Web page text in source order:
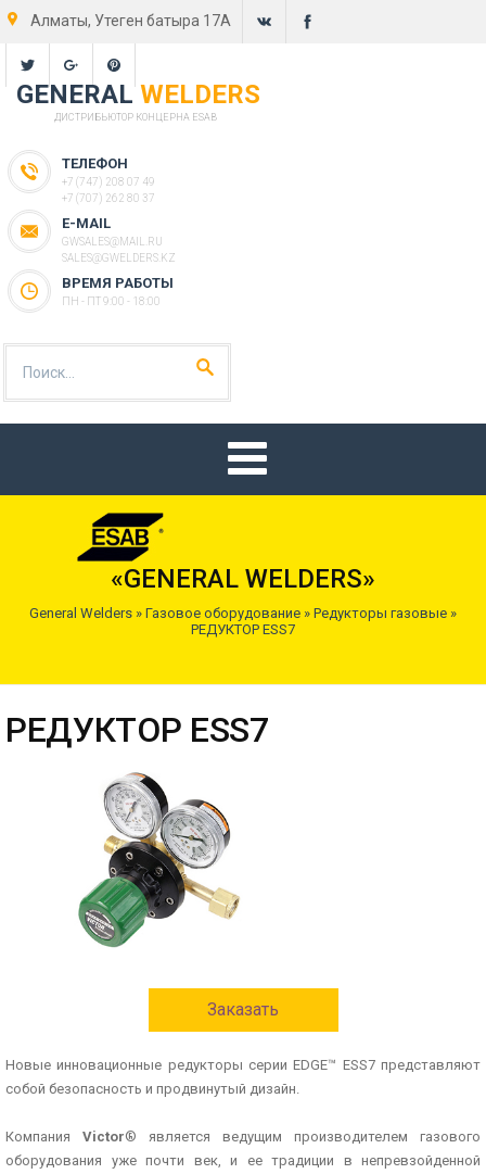
Алматы, Утеген батыра 17А
GENERALWELDERS
ДИСТРИБЬЮТОР КОНЦЕРНА ESAB
ТЕЛЕФОН
+7 (747) 208 07 49
+7 (707) 262 80 37
E-MAIL
GWSALES@MAIL.RU
SALES@GWELDERS.KZ
ВРЕМЯ РАБОТЫ
ПН - ПТ 9:00 - 18:00
«GENERAL WELDERS»
General Welders » Газовое оборудование » Редукторы газовые »
РЕДУКТОР ESS7
РЕДУКТОР ESS7
Заказать
Новые инновационные редукторы серии EDGE™ ESS7 представляют
собой безопасность и продвинутый дизайн.
Компания Victor® является ведущим производителем газового
оборудования уже почти век, и ее традиции в непревзойденной